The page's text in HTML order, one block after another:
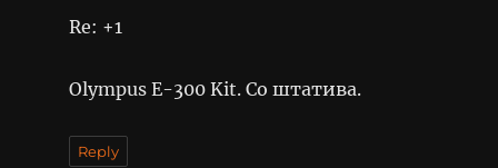
Re: +1
Olympus E-300 Kit. Со штатива.
Reply